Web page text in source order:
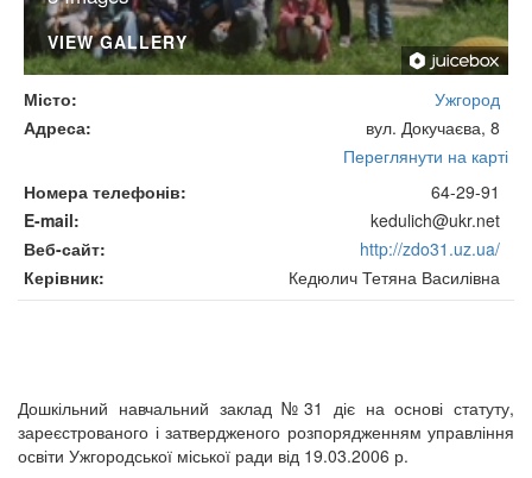
VIEW GALLERY
Місто
Ужгород
Адреса
вул. Докучаєва, 8
Переглянути на карті
Номера телефонів
64-29-91
E-mail
kedulich@ukr.net
Веб-сайт
http://zdo31.uz.ua/
Керівник
Кедюлич Тетяна Василівна
Дошкільний навчальний заклад №31 діє на основі статуту,
зареєстрованого і затвердженого розпорядженням управління
освіти Ужгородської міської ради від 19.03.2006 р.